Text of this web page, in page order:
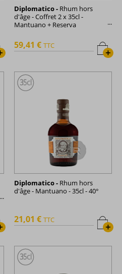
Diplomatico - Rhum hors
d'âge - Coffret 2 x 35cl -
Mantuano + Reserva
+
59,41 € TTC
Diplomatico - Rhum hors
d'âge - Mantuano - 35cl - 40°
+
21,01 € TTC